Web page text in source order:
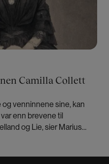
Camilla Collett
venninnene sine, kan
enn brevene til
og Lie, sier Marius